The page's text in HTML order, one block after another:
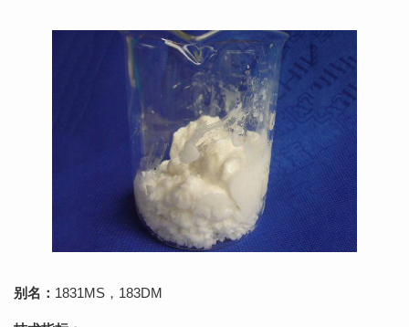
别名： 1831MS，183DM